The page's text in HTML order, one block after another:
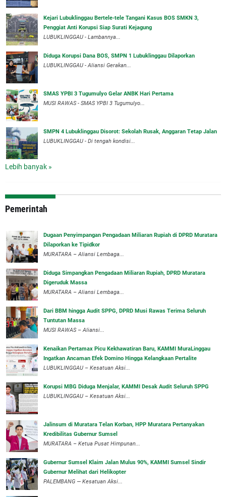
Kejari Lubuklinggau Bertele-tele Tangani Kasus BOS SMKN 3,
Penggiat Anti Korupsi Siap Surati Kejagung
LUBUKLINGGAU - Lambannya...
Diduga Korupsi Dana BOS, SMPN 1 Lubuklinggau Dilaporkan
LUBUKLINGGAU - Aliansi Gerakan...
SMAS YPBI 3 Tugumulyo Gelar ANBK Hari Pertama
MUSI RAWAS - SMAS YPBI 3 Tugumulyo...
SMPN 4 Lubuklinggau Disorot: Sekolah Rusak, Anggaran Tetap Jalan
LUBUKLINGGAU - Di tengah kondisi...
Lebih banyak »
Pemerintah
‎Dugaan Penyimpangan Pengadaan Miliaran Rupiah di DPRD Muratara
Dilaporkan ke Tipidkor
‎MURATARA – Aliansi Lembaga...
Diduga Simpangkan Pengadaan Miliaran Rupiah, DPRD Muratara
Digeruduk Massa
‎MURATARA – Aliansi Lembaga...
Dari BBM hingga Audit SPPG, DPRD Musi Rawas Terima Seluruh
Tuntutan Massa
MUSI RAWAS – Aliansi...
‎Kenaikan Pertamax Picu Kekhawatiran Baru, KAMMI MuraLinggau
Ingatkan Ancaman Efek Domino Hingga Kelangkaan Pertalite
‎LUBUKLINGGAU – Kesatuan Aksi...
Korupsi MBG Diduga Menjalar, KAMMI Desak Audit Seluruh SPPG
‎LUBUKLINGGAU – Kesatuan Aksi...
‎Jalinsum di Muratara Telan Korban, HPP Muratara Pertanyakan
Kredibilitas Gubernur Sumsel
MURATARA – Ketua Pusat Himpunan...
‎Gubernur Sumsel Klaim Jalan Mulus 90%, KAMMI Sumsel Sindir
Gubernur Melihat dari Helikopter
‎PALEMBANG — Kesatuan Aksi...